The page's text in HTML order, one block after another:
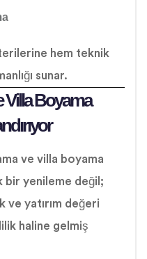
hem teknik
sunar.
Boyama
ve villa boyama
bir yenileme değil;
ve yatırım değeri
haline gelmiş